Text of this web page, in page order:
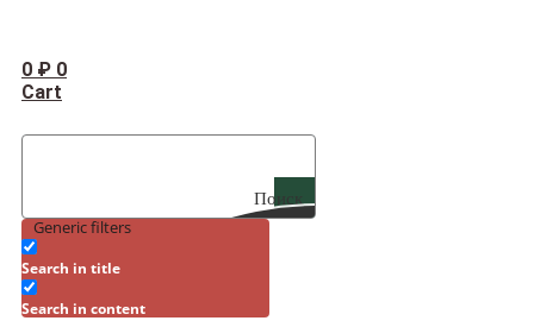
0 ₽ 0
Cart
Поиск
Generic filters
Search in title
Search in content